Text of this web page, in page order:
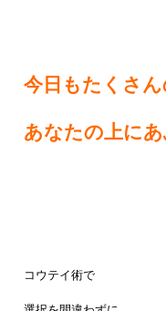
今日もたくさ
あなたの上にあ
コウテイ術で